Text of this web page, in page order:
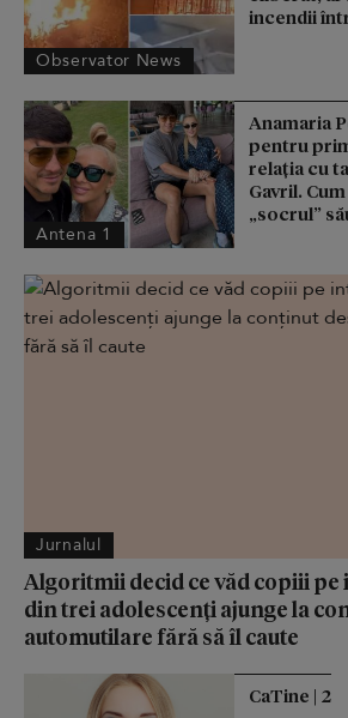
Observator News
incendii
Antena 1
Anamaria
pentru
relația cu
Gavril.
„socrul”
Jurnalul
Algoritmii decid ce văd copiii
din trei adolescenți ajunge la
automutilare fără să îl caute
CaTine | 2